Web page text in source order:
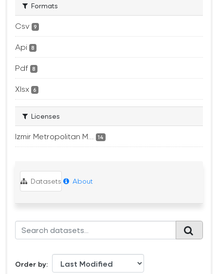
Formats
Csv 9
Api 8
Pdf 8
Xlsx 6
Licenses
Izmir Metropolitan M... 14
Datasets About
Order by